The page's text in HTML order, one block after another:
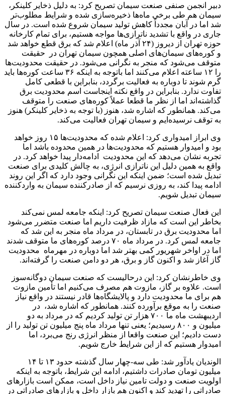
دبیر انجمن صنفی صنعت سیمان تصریح کرد: به دلیل ذخایر کلینکر،
سیمان هم طی برخی ماه‌ها ذخیره‌سازی شده و شرایط مطلوب‌تر
شد اما در آبان مجدداً کاهش تولید سیمان شروع شده است. در سال
جاری در واقع با تشدید ناترازی‌ها مواجه هستیم، برای تمام کارخانه
حوزه تهران از دیروز (٢۴ آذر ماه) اعلام شد که برق قطع خواهد شد
و کوره‌های سیمان‌های اصلی همچون سیمان تهران در حقیقت
متوقف می‌شود که منجر به نگرانی می‌شود. در حقیقت محدودیت‌ها
را ١٢ ساعته اعلام می‌کنند اما باتوجه به اینکه ۳۶ ساعت کوره‌ها باید
گرم شوند تا دوباره به فعالیت برگردد، بنابراین با قطعی کامل
تفاوت ندارد. بنابراین در واقع نکته اینجاست اسم محدودیت برق
گذاشته‌اند اما از نظر ما قطعا عملاً کوره‌های صنعت را متوقف
می‌کند. همانطور که اشاره شد، هنوز (با توجه به ذخایر کلینکر) هنوز
به توقف نرسیده‌ایم و سیمان تهران فعالیت می‌کند.
وی ابراز امیدواری کرد: اعلام شده که محدودیت‌ها ١۵ روز خواهد
بود و امیدوار هستیم که محدودیت‌ها در همین محدوده باشد اما
تجربه نشان می‌دهد که این محدودیت ادامه‌دار پیدا خواهد کرد. در
واقع به همین دلیل این ناترازی انرژی، به چالش کلیدی برای صنعت
تبدیل شده است؛ ضمن اینکه این نگرانی وجود دارد که اگر این روند
ادامه پیدا کند، به روزی نرسیم که از صادرکننده سیمان به واردکننده
سیمان تبدیل شویم.
این فعال صنعت سیمان تصریح کرد: اینکه جامعه لمس نمی‌کند
بخاطر این است که مازاد ظرفیت داریم اما صنعت متضرر می‌شود
اما محدودیت‌ برق در تابستان، در مرداد ماه منجر به این شد که
جامعه لمس کرد. در مرداد ماه ۷۰ درصد کوره‌های ما متوقف شدند
اما در اواخر شهریور کمی بهتر شد اما دوباره در مهرماه محدودیت
گاز آغاز شد و اکنون گاز و برق، هر دو دامن صنعت را گرفته‌اند.
وی خاطرنشان کرد: این درحالیست که صنعت سیمان دوگانه‌سوز
است. علاوه بر گاز، مازوت هم مصرف می‌کنیم اما تأمین مازوت
هم برای ما محدودیت دارد و پالایشگاه‌ها قادر نیستند در واقع نیاز
صنعت را به موقع برآورده کنند. همانطور که اشاره شد، در
اردیبهشت ماه ما ۷۰۰ هزار تن تولید کردیم که در مرداد به دو
میلیون و ۸۰۰ رسیدیم؛ یعنی تنها مرداد ماه پنج میلیون تن تولید را از
دست دادیم؛ این صنعت واقعا از منظر انرژی رنج می‌برد، اما
امیدوار هستیم که از این شرایط خارج شویم.
الوندیان یادآور شد: طی سه-چهار سال گذشته حدود ۱۳ تا ۱۴
میلیون تومان صادرات داشتیم، ادامه این شرایط، باتوجه به اینکه
اولویت صنعت و دولت تامین نیاز داخل است، ممکن است بازارهای
صادراتی را تهدید کند و اکنون هم بازار داخل و بازارهای صادراتی در